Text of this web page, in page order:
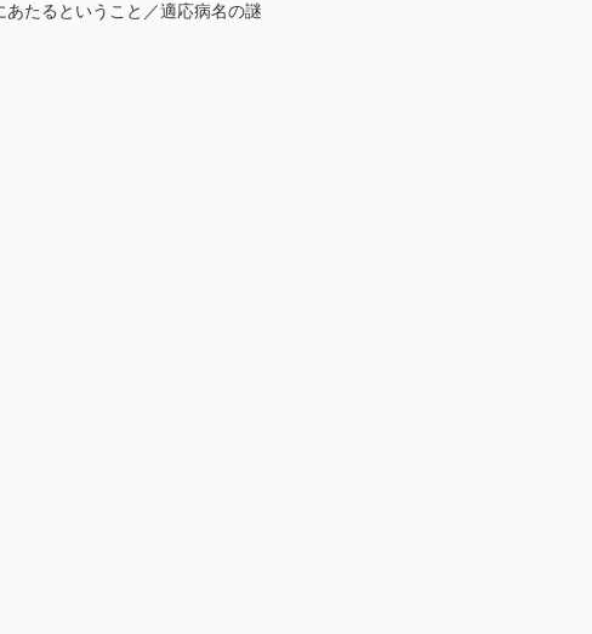
たるということ／適応病名の謎